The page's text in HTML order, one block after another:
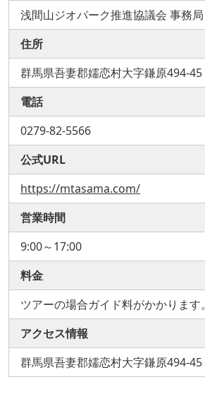
浅間山ジオパーク推進協議会 事務局
住所
群馬県吾妻郡嬬恋村大字鎌原494-45
電話
0279-82-5566
公式URL
https://mtasama.com/
営業時間
9:00～17:00
料金
ツアーの場合ガイド料がかかります。
アクセス情報
群馬県吾妻郡嬬恋村大字鎌原494-45